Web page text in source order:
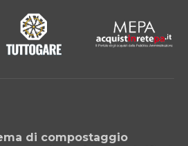
di compostaggio